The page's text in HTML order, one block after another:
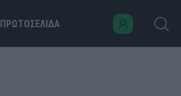
ΠΡΩΤΟΣΕΛΙΔΑ